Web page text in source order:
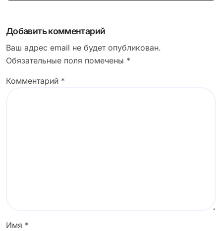
Добавить комментарий
Ваш адрес email не будет опубликован.
Обязательные поля помечены *
Комментарий *
Имя *